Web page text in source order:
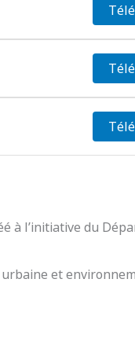
à l’initiative du
et